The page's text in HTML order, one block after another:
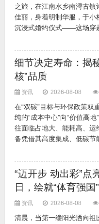
之旅，在江南水乡南浔古
佳丽，身着明制华服，于小
沉浸式婚约仪式——这场穿
细节决定寿命：揭
核”品质
资讯 2026-08-08
在“双碳”目标与环保政策双
纯的“成本中心”向“价值高
往面临占地大、能耗高、
备凭借其高度集成、低碳节
“迈开步 动出彩”点
日，绘就“体育强国
资讯 2026-08-08
清晨，当第一缕阳光洒向祖